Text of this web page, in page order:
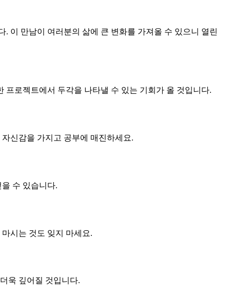
이 만남이 여러분의 삶에 큰 변화를 가져올 수 있으니 열린
로젝트에서 두각을 나타낼 수 있는 기회가 올 것입니다.
신감을 가지고 공부에 매진하세요.
수 있습니다.
시는 것도 잊지 마세요.
욱 깊어질 것입니다.